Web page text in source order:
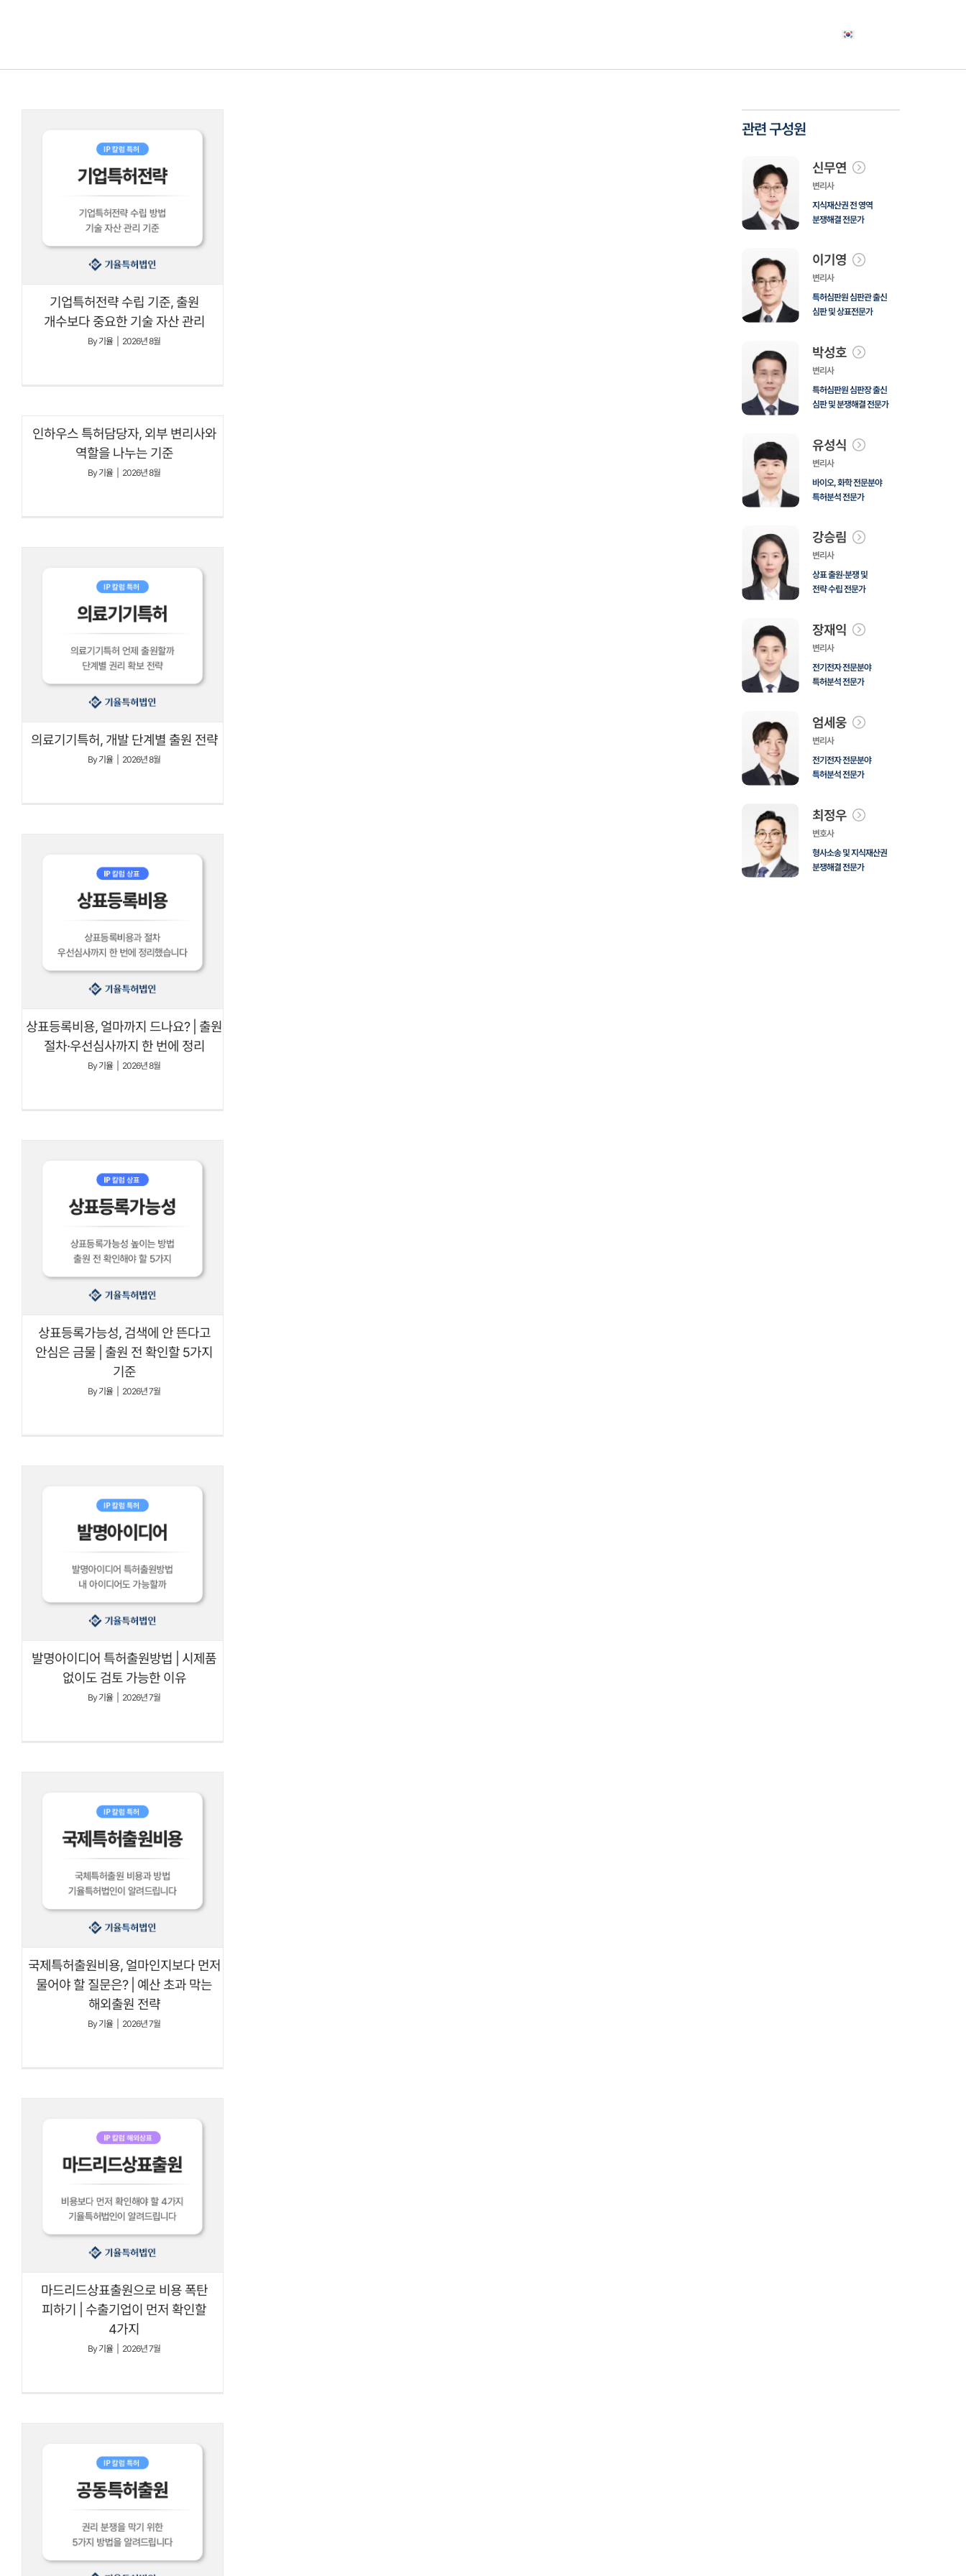
기업특허전략 수립 기준, 출원
개수보다 중요한 기술 자산 관리
By기율 2026년 8월
인하우스 특허담당자, 외부 변리사와
역할을 나누는 기준
By기율 2026년 8월
의료기기특허, 개발 단계별 출원 전략
By기율 2026년 8월
상표등록비용, 얼마까지 드나요? | 출원
절차·우선심사까지 한 번에 정리
By기율 2026년 8월
상표등록가능성, 검색에 안 뜬다고
안심은 금물 | 출원 전 확인할 5가지
기준
By기율 2026년 7월
발명아이디어 특허출원방법 | 시제품
없이도 검토 가능한 이유
By기율 2026년 7월
국제특허출원비용, 얼마인지보다 먼저
물어야 할 질문은? | 예산 초과 막는
해외출원 전략
By기율 2026년 7월
마드리드상표출원으로 비용 폭탄
피하기 | 수출기업이 먼저 확인할
4가지
By기율 2026년 7월
관련 구성원
신무연
변리사
지식재산권 전 영역
분쟁해결 전문가
이기영
변리사
특허심판원 심판관 출신
심판 및 상표전문가
박성호
변리사
특허심판원 심판장 출신
심판 및 분쟁해결 전문가
유성식
변리사
바이오, 화학 전문분야
특허분석 전문가
강승림
변리사
상표 출원·분쟁 및
전략 수립 전문가
장재익
변리사
전기전자 전문분야
특허분석 전문가
엄세웅
변리사
전기전자 전문분야
특허분석 전문가
최정우
변호사
형사소송 및 지식재산권
분쟁해결 전문가